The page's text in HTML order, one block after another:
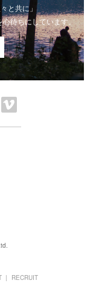
と共に」
待ちにしています。
RECRUIT